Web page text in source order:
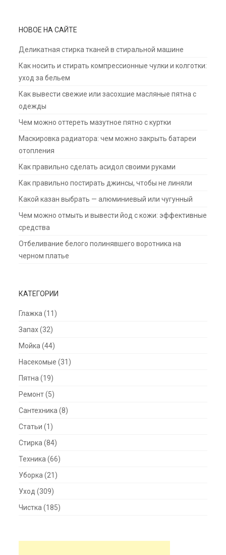
НОВОЕ НА САЙТЕ
Деликатная стирка тканей в стиральной машине
Как носить и стирать компрессионные чулки и колготки:
уход за бельем
Как вывести свежие или засохшие масляные пятна с
одежды
Чем можно оттереть мазутное пятно с куртки
Маскировка радиатора: чем можно закрыть батареи
отопления
Как правильно сделать асидол своими руками
Как правильно постирать джинсы, чтобы не линяли
Какой казан выбрать — алюминиевый или чугунный
Чем можно отмыть и вывести йод с кожи: эффективные
средства
Отбеливание белого полинявшего воротника на
черном платье
КАТЕГОРИИ
Глажка (11)
Запах(32)
Мойка (44)
Насекомые (31)
Пятна (19)
Ремонт(5)
Сантехника (8)
Статьи (1)
Стирка (84)
Техника (66)
Уборка (21)
Уход (309)
Чистка (185)